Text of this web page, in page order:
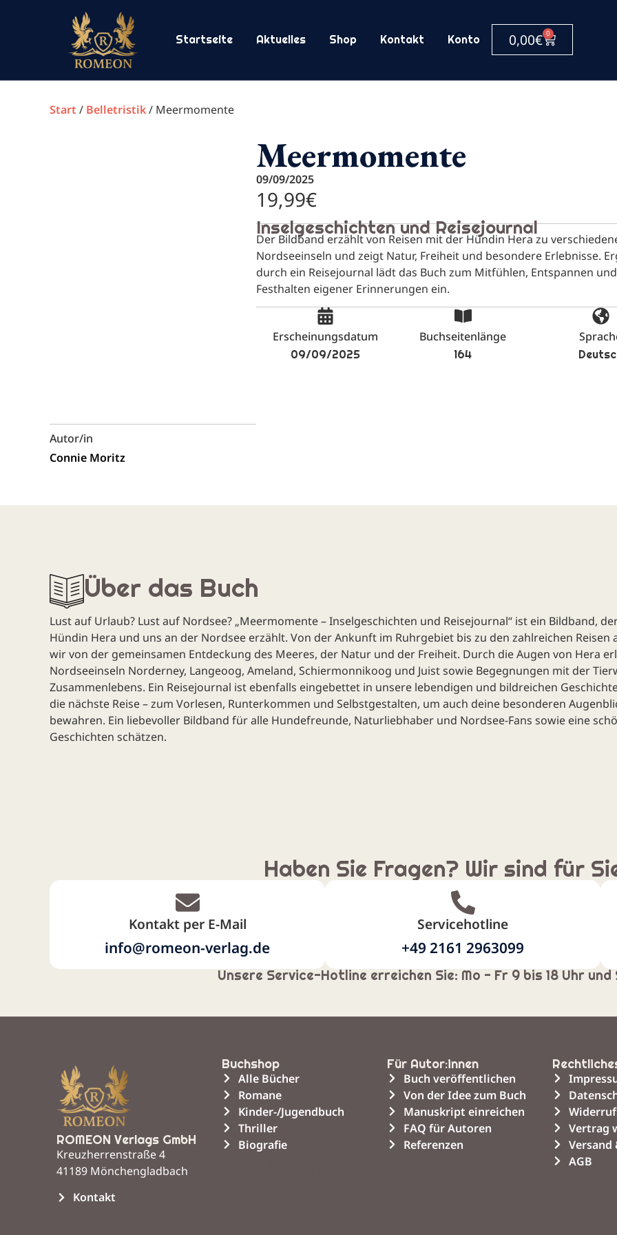
Startseite Aktuelles Shop Kontakt Konto 0,00€ 0
Start / Belletristik/ Meermomente
Autor/in
Connie Moritz
Meermomente
09/09/2025
19,99€
Inselgeschichten und Reisejournal
Der Bildband erzählt von Reisen mit der Hündin Hera zu
Nordseeinseln und zeigt Natur, Freiheit und besondere Erlebnisse.
durch ein Reisejournal lädt das Buch zum Mitfühlen, Entspannen und
Festhalten eigener Erinnerungen ein.
Erscheinungsdatum
09/09/2025
Buchseitenlänge
164
Über das Buch
Lust auf Urlaub? Lust auf Nordsee? „Meermomente – Inselgeschichten und Reisejournal“ ist ein Bildband,
Hündin Hera und uns an der Nordsee erzählt. Von der Ankunft im Ruhrgebiet bis zu den zahlreichen
wir von der gemeinsamen Entdeckung des Meeres, der Natur und der Freiheit. Durch die Augen von Hera
Nordseeinseln Norderney, Langeoog, Ameland, Schiermonnikoog und Juist sowie Begegnungen mit der
Zusammenlebens. Ein Reisejournal ist ebenfalls eingebettet in unsere lebendigen und bildreichen
die nächste Reise – zum Vorlesen, Runterkommen und Selbstgestalten, um auch deine besonderen
bewahren. Ein liebevoller Bildband für alle Hundefreunde, Naturliebhaber und Nordsee-Fans sowie eine
Geschichten schätzen.
Haben Sie Fragen? Wir sind für
Kontakt per E-Mail
info@romeon-verlag.de
Servicehotline
+49 2161 2963099
Unsere Service-Hotline erreichen Sie: Mo - Fr 9 bis 18 Uhr und
ROMEON Verlags GmbH
Kreuzherrenstraße 4
41189 Mönchengladbach
Kontakt
Buchshop
Alle Bücher
Romane
Kinder-/Jugendbuch
Thriller
Biografie
Für Autor:innen
Buch veröffentlichen
Von der Idee zum Buch
Manuskript einreichen
FAQ für Autoren
Referenzen
Vertrag
Versand
AGB